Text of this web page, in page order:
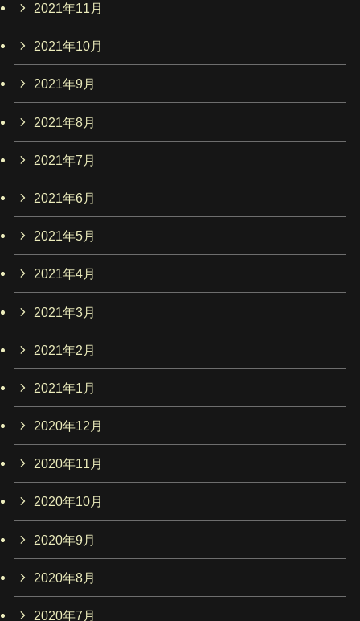
2021年11月
2021年10月
2021年9月
2021年8月
2021年7月
2021年6月
2021年5月
2021年4月
2021年3月
2021年2月
2021年1月
2020年12月
2020年11月
2020年10月
2020年9月
2020年8月
2020年7月